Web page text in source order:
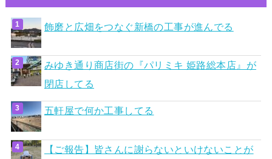
飾磨と広畑をつなぐ新橋の工事が進んでる
みゆき通り商店街の『パリミキ 姫路総本店』が
閉店してる
五軒屋で何か工事してる
【ご報告】皆さんに謝らないといけないことが